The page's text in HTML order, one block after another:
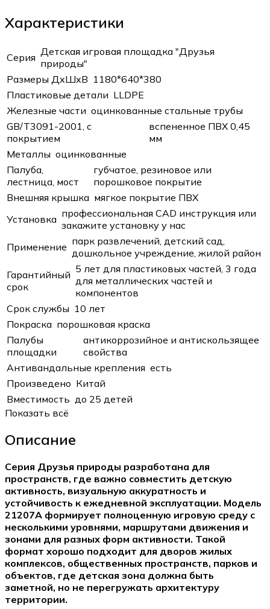
Характеристики
Серия Детская игровая площадка "Друзья
природы"
Размеры ДхШхВ 1180*640*380
Пластиковые детали LLDPE
Железные части оцинкованные стальные трубы
GB/T3091-2001, с
покрытием
вспененное ПВХ 0,45
мм
Металлы оцинкованные
Палуба,
лестница, мост
губчатое, резиновое или
порошковое покрытие
Внешняя крышка мягкое покрытие ПВХ
Установка профессиональная CAD инструкция или
закажите установку у нас
Применение парк развлечений, детский сад,
дошкольное учреждение, жилой район
Гарантийный
срок
5 лет для пластиковых частей, 3 года
для металлических частей и
компонентов
Срок службы 10 лет
Покраска порошковая краска
Палубы
площадки
антикоррозийное и антискользящее
свойства
Антивандальные крепления есть
Произведено Китай
Вместимость до 25 детей
Показать всё
Описание
Серия Друзья природы разработана для
пространств, где важно совместить детскую
активность, визуальную аккуратность и
устойчивость к ежедневной эксплуатации. Модель
21207A формирует полноценную игровую среду с
несколькими уровнями, маршрутами движения и
зонами для разных форм активности. Такой
формат хорошо подходит для дворов жилых
комплексов, общественных пространств, парков и
объектов, где детская зона должна быть
заметной, но не перегружать архитектуру
территории.